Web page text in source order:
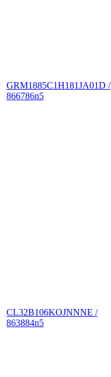
GRM1885C1H181JA01D /
866786n5
CL32B106KOJNNNE /
863884n5